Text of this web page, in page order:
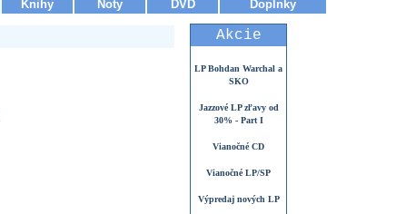
Knihy Noty DVD Doplnky
Akcie
LP Bohdan Warchal a
SKO
Jazzové LP zľavy od
30% - Part I
Vianočné CD
Vianočné LP/SP
Výpredaj nových LP